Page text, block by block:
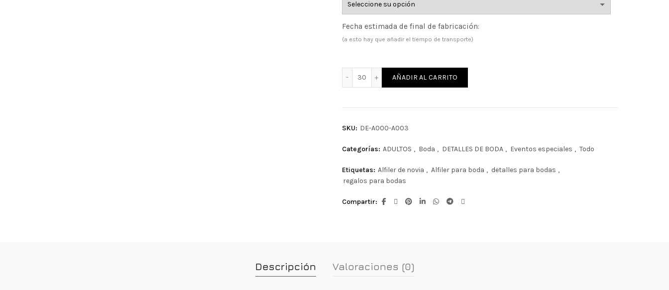
Fecha estimada de final de fabricación:
(a esto hay que añadir el tiempo de transporte)
Alfiler de madera para boda personalizado cantidad
AÑADIR AL CARRITO
SKU: DE-A000-A003
Categorías: ADULTOS , Boda , DETALLES DE BODA , Eventos especiales , Todo
Etiquetas: Alfiler de novia , Alfiler para boda , detalles para bodas ,
regalos para bodas
Compartir
Descripción Valoraciones (0)